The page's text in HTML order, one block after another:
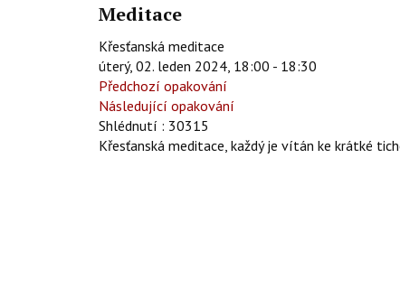
Meditace
Křesťanská meditace
úterý, 02. leden 2024, 18:00 - 18:30
Předchozí opakování
Následující opakování
Shlédnutí : 30315
Křesťanská meditace, každý je vítán ke krátké